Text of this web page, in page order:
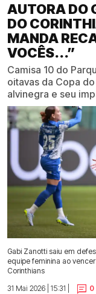
AUTORA DO
DO
MANDA
VOCÊS...”
Camisa 10 do
oitavas da Copa
alvinegra e seu
Gabi Zanotti saiu em
equipe feminina ao
Corinthians
31 Mai 2026 | 15:31 |
0